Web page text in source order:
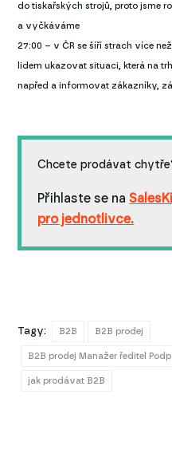
do tiskařských strojů, proto jsme
a vyčkáváme
27:00 – v ČR se šíří strach více
lidem ukazovat situaci, která na
napřed a informovat zákazníky,
Chcete prodávat
Přihlaste se na
pro jednotlivce.
Tagy: B2B B2B prodej
B2B prodej Manažer ředitel
jak prodávat B2B